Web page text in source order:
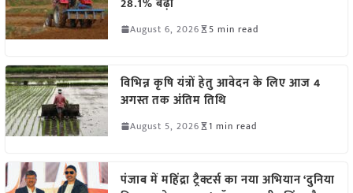
August 6, 2026 5 min read
विभिन्न कृषि यंत्रों हेतु आवेदन के लिए आज 4
अगस्त तक अंतिम तिथि
August 5, 2026 1 min read
पंजाब में महिंद्रा ट्रैक्टर्स का नया अभियान ‘दुनिया